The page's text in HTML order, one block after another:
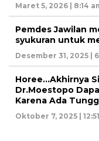
Maret 5, 2026 | 8:14
Pemdes Jawilan
syukuran untuk
Desember 31, 2025 |
Horee…Akhirnya
Dr.Moestopo
Karena Ada
Oktober 7, 2025 |